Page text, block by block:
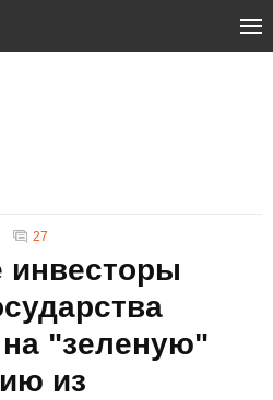
27
инвесторы
на "зеленую"
из